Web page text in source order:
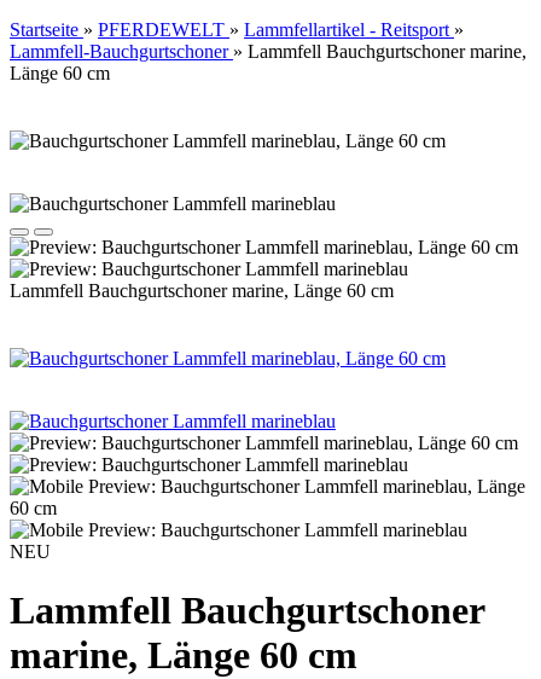
Startseite » PFERDEWELT » Lammfellartikel - Reitsport »
Lammfell-Bauchgurtschoner » Lammfell Bauchgurtschoner marine,
Länge 60 cm
Lammfell Bauchgurtschoner marine, Länge 60 cm
NEU
Lammfell Bauchgurtschoner
marine, Länge 60 cm